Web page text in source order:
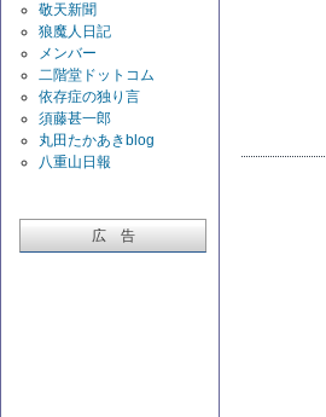
敬天新聞
狼魔人日記
メンバー
二階堂ドットコム
依存症の独り言
須藤甚一郎
丸田たかあきblog
八重山日報
広 告